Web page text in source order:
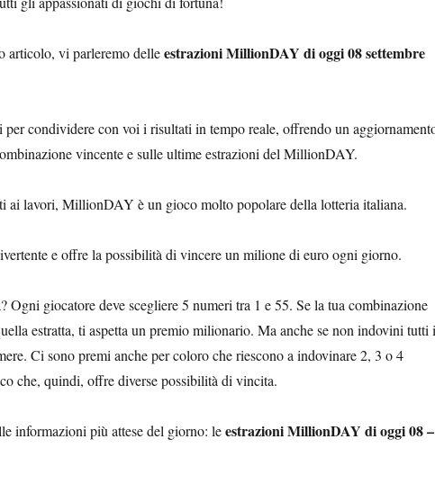
articolo, vi parleremo delleestrazioni MillionDAY di oggi 08 settembre
per condividere con voi i risultati in tempo reale, offrendo un
vincente e sulle ultime estrazioni del MillionDAY.
ai lavori, MillionDAY è un gioco molto popolare della lotteria italiana.
e offre la possibilità di vincere un milione di euro ogni giorno.
Ogni giocatore deve scegliere 5 numeri tra 1 e 55. Se la tua combinazione
estratta, ti aspetta un premio milionario. Ma anche se non indovini tutti i
Ci sono premi anche per coloro che riescono a indovinare 2, 3 o 4
che, quindi, offre diverse possibilità di vincita.
informazioni più attese del giorno: leestrazioni MillionDAY di oggi 08 –